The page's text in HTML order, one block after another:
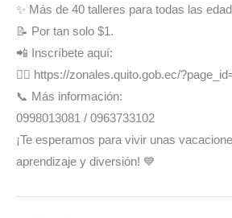
✨ Más de 40 talleres para todas las
📝 Por tan solo $1.
📲 Inscríbete aquí:
👉🏻 https://zonales.quito.gob.ec/
📞 Más información:
0998013081 / 0963733102
¡Te esperamos para vivir unas
aprendizaje y diversión! 💙